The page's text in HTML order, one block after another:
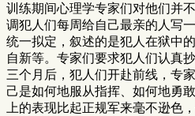
训练期间心理学专家们对他们并
调犯人们每周给自己最亲的人写
统一拟定，叙述的是犯人在狱中
自新等。专家们要求犯人们认真
三个月后，犯人们开赴前线，专
己是如何地服从指挥、如何地勇
上的表现比起正规军来毫不逊色